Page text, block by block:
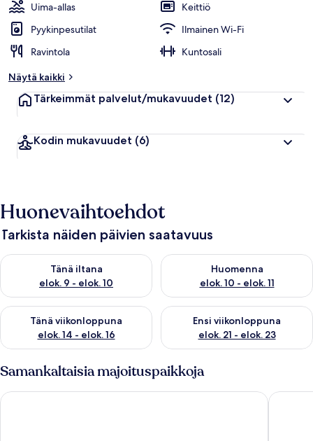
Uima-allas
Keittiö
Pyykinpesutilat
Ilmainen Wi-Fi
Ravintola
Kuntosali
Näytä kaikki
Tärkeimmät palvelut/mukavuudet (12)
Kodin mukavuudet (6)
Huonevaihtoehdot
Tarkista näiden päivien saatavuus
Tänä iltana
elok. 9 - elok. 10
Tarkista tämän illan saatavuus elok. 9 - elok. 10
Huomenna
elok. 10 - elok. 11
Tarkista huomisen saatavuus
Tänä viikonloppuna
elok. 14 - elok. 16
Tarkista tämän viikonlopun saatavuus elok. 14 - elok. 16
Ensi viikonloppuna
elok. 21 - elok. 23
Tarkista ensi viikonlopun
Samankaltaisia majoituspaikkoja
Paloma Beach Apartments